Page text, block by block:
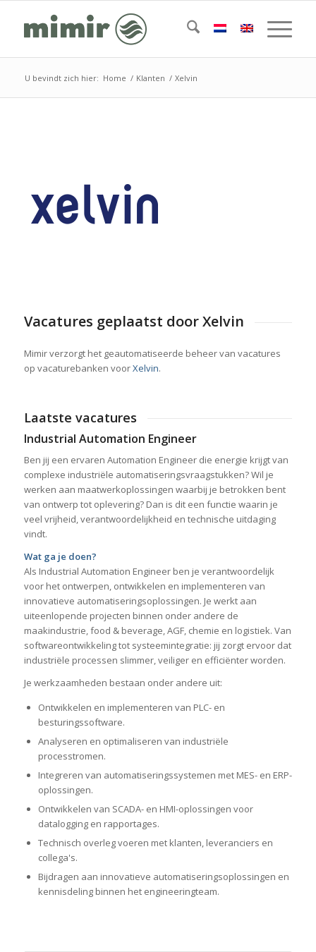
U bevindt zich hier: Home / Klanten / Xelvin
Vacatures geplaatst door Xelvin
Mimir verzorgt het geautomatiseerde beheer van vacatures
op vacaturebanken voorXelvin.
Laatste vacatures
Industrial Automation Engineer
Ben jij een ervaren Automation Engineer die energie krijgt van
complexe industriële automatiseringsvraagstukken? Wil je
werken aan maatwerkoplossingen waarbij je betrokken bent
van ontwerp tot oplevering? Dan is dit een functie waarin je
veel vrijheid, verantwoordelijkheid en technische uitdaging
vindt.
Wat ga je doen?
Als Industrial Automation Engineer ben je verantwoordelijk
voor het ontwerpen, ontwikkelen en implementeren van
innovatieve automatiseringsoplossingen. Je werkt aan
uiteenlopende projecten binnen onder andere de
maakindustrie, food & beverage, AGF, chemie en logistiek. Van
softwareontwikkeling tot systeemintegratie: jij zorgt ervoor dat
industriële processen slimmer, veiliger en efficiënter worden.
Je werkzaamheden bestaan onder andere uit:
Ontwikkelen en implementeren van PLC- en
besturingssoftware.
Analyseren en optimaliseren van industriële
processtromen.
Integreren van automatiseringssystemen met MES- en ERP-
oplossingen.
Ontwikkelen van SCADA- en HMI-oplossingen voor
datalogging en rapportages.
Technisch overleg voeren met klanten, leveranciers en
collega's.
Bijdragen aan innovatieve automatiseringsoplossingen en
kennisdeling binnen het engineeringteam.